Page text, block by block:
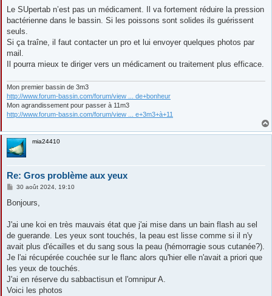
s
a
g
Le SUpertab n’est pas un médicament. Il va fortement réduire la pression
bactérienne dans le bassin. Si les poissons sont solides ils guérissent
seuls.
Si ça traîne, il faut contacter un pro et lui envoyer quelques photos par
mail.
Il pourra mieux te diriger vers un médicament ou traitement plus efficace.
Mon premier bassin de 3m3
http://www.forum-bassin.com/forum/view ... de+bonheur
Mon agrandissement pour passer à 11m3
http://www.forum-bassin.com/forum/view ... e+3m3+à+11
mia24410
Re: Gros problème aux yeux
M
s
g
30 août 2024, 19:10
Bonjours,
J'ai une koi en très mauvais état que j'ai mise dans un bain flash au sel
de guerande. Les yeux sont touchés, la peau est lisse comme si il n'y
avait plus d'écailles et du sang sous la peau (hémorragie sous cutanée?).
Je l'ai récupérée couchée sur le flanc alors qu'hier elle n'avait a priori que
les yeux de touchés.
J'ai en réserve du sabbactisun et l'omnipur A.
Voici les photos